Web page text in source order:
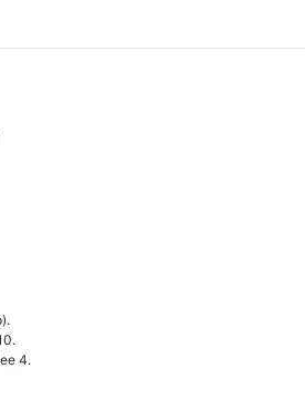
4.